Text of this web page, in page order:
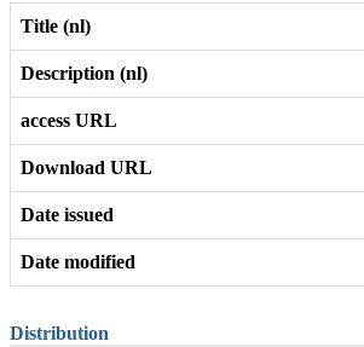
Title (nl)
Description (nl)
access URL
Download URL
Date issued
Date modified
Distribution